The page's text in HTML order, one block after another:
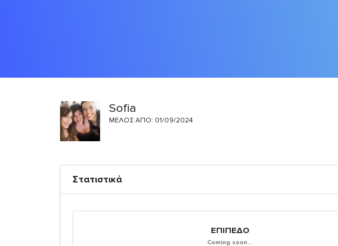
Sofia
ΜΈΛΟΣ ΑΠΌ: 01/09/2024
Στατιστικά
ΕΠΊΠΕΔΟ
Coming soon...